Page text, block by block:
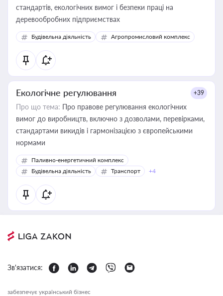
стандартів, екологічних вимог і безпеки праці на
деревообробних підприємствах
Будівельна діяльність Агропромисловий комплекс
Екологічне регулювання +39
Про що тема: Про правове регулювання екологічних
вимог до виробництв, включно з дозволами, перевірками,
стандартами викидів і гармонізацією з європейськими
нормами
Паливно-енергетичний комплекс
Будівельна діяльність
Транспорт +4
Зв'язатися:
забезпечує український бізнес